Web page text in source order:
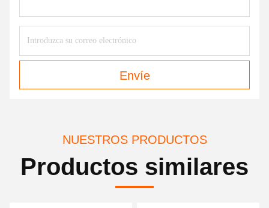
Envíe
NUESTROS PRODUCTOS
Productos similares